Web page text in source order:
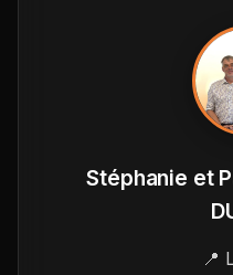
Stéphanie et
📍